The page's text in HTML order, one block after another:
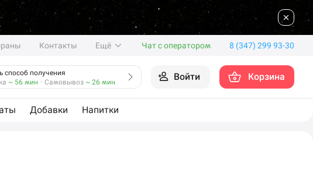
Контакты Ещё Чат с оператором 8 (347) 299 93-30
способ получения
~ 56 мин · Самовывоз ~ 26 мин Войти Корзина
Добавки Напитки